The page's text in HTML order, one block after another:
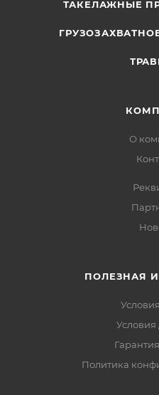
ТАКЕЛАЖНЫЕ
О
ПОЛЕЗНАЯ
Условия
Политика